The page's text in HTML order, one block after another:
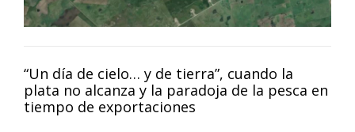
“Un día de cielo… y de tierra”, cuando la
plata no alcanza y la paradoja de la pesca en
tiempo de exportaciones